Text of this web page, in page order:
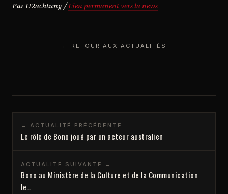
Par U2achtung /Lien permanent vers la news
← RETOUR AUX ACTUALITÉS
← ACTUALITÉ PRÉCÉDENTE
Le rôle de Bono joué par un acteur australien
ACTUALITÉ SUIVANTE →
Bono au Ministère de la Culture et de la Communication
le…